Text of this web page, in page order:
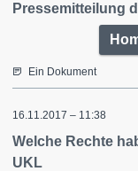
Pressemitteilung
Ein Dokument
16.11.2017 – 11:38
Welche Rechte
UKL